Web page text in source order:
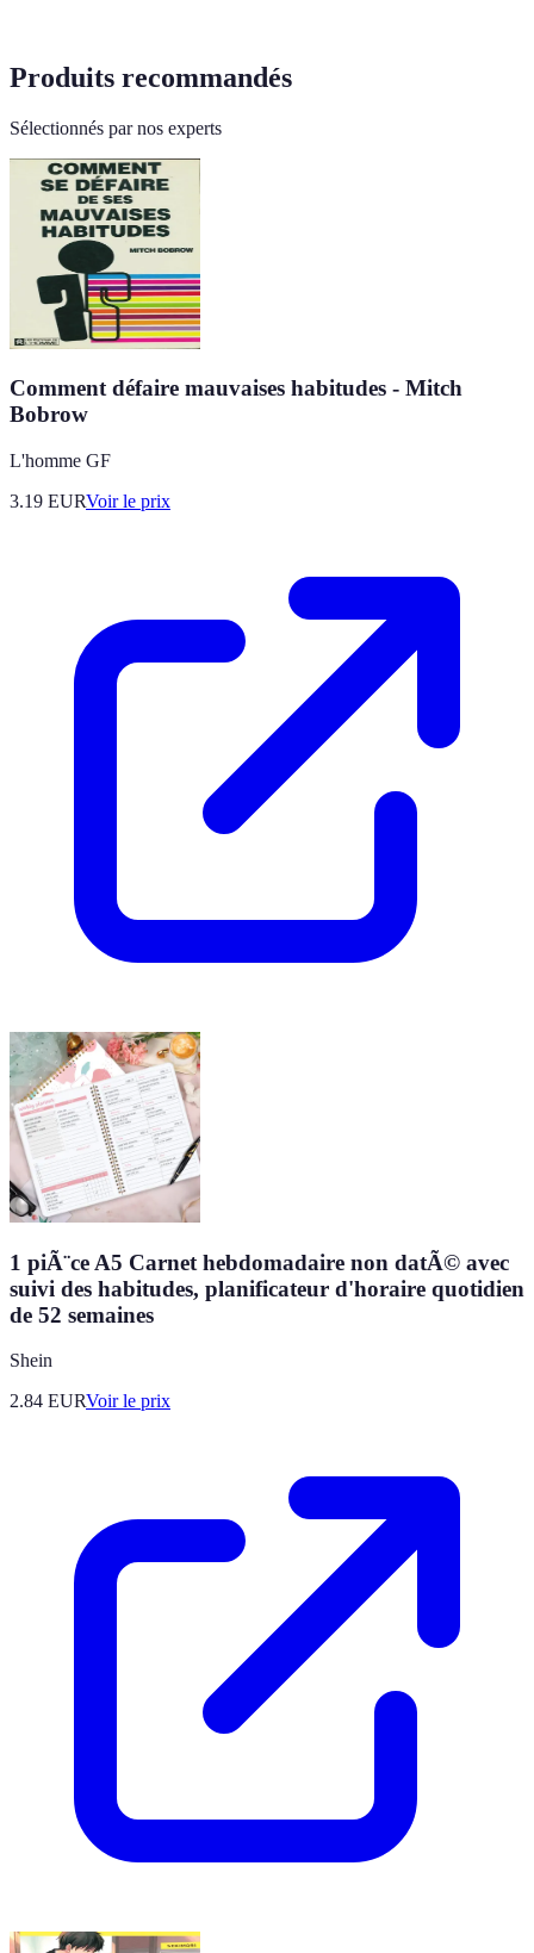
Produits recommandés
Sélectionnés par nos experts
Comment défaire mauvaises habitudes - Mitch
Bobrow
L'homme GF
3.19 EURVoir le prix
1 piÃ¨ce A5 Carnet hebdomadaire non datÃ© avec
suivi des habitudes, planificateur d'horaire quotidien
de 52 semaines
Shein
2.84 EURVoir le prix